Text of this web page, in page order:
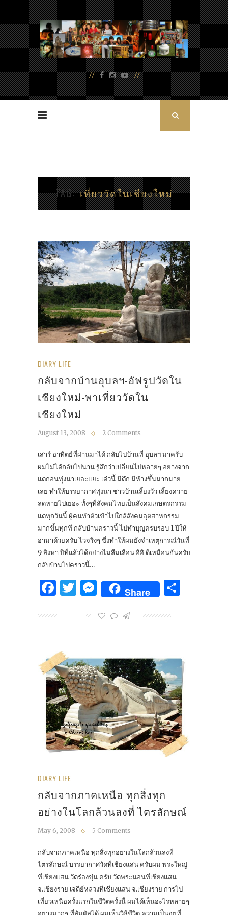
TAG เที่ยววัดในเชียงใหม่
DIARY LIFE
กลับจากบ้านอุบลฯ-อัฟรูปวัดใน
เชียงใหม่-พาเที่ยววัดใน
เชียงใหม่
August 13, 2008 2 Comments
เสาร์ อาทิตย์ที่ผ่านมาได้ กลับไปบ้านที่ อุบลฯ มาครับ
ผมไม่ได้กลับไปนาน รู้สึกว่าเปลี่ยนไปหลายๆ อย่างจาก
แต่ก่อนทุ่งนาเยอะแยะ เด๋วนี้ มีตึก มีห้างขึ้นมากมาย
เลย ทำให้บรรยากาศทุ่งนา ชาวบ้านเลี้ยงวัว เลี้ยงควาย
ลดหายไปเยอะ ทั้งๆที่สังคมไทยเป็นสังคมเกษตรกรรม
แต่ทุกวันนี้ ผู้คนทำตัวเข้าไปใกล้สังคมอุตสาหกรรม
มากขึ้นทุกที กลับบ้านคราวนี้ ไปทำบุญครบรอบ 1 ปีให้
อาม่าด้วยครับ ไวจริงๆ ซึ่งทำให้ผมยังจำเหตุการณ์วันที่
9 สิงหา ปีที่แล้วได้อย่างไม่ลืมเลือน อิอิ ดีเหมือนกันครับ
กลับบ้านไปคราวนี้…
Facebook
Twitter
Messenger
Share
DIARY LIFE
กลับจากภาคเหนือ ทุกสิ่งทุก
อย่างในโลกล้วนลงที่ ไตรลักษณ์
May 6, 2008 5 Comments
กลับจากภาคเหนือ ทุกสิ่งทุกอย่างในโลกล้วนลงที่
ไตรลักษณ์ บรรยากาศวัดที่เชียงแสน ครับผม พระใหญ่
ที่เชียงแสน วัดร่องขุ่น ครับ วัดพระนอนที่เชียงแสน
จ.เชียงราย เจดีย์หลวงที่เชียงแสน จ.เชียงราย การไป
เที่ยวเหนือครั้งแรกในชีวิตครั้งนี้ ผมได้เห็นอะไรหลายๆ